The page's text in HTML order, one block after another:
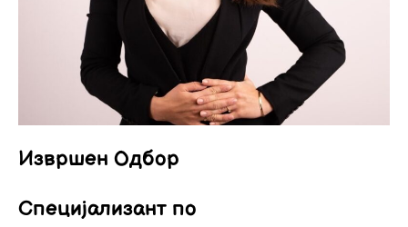
Извршен Одбор
Специјализант по